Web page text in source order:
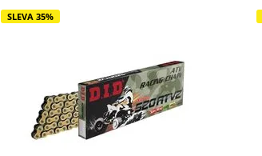
SLEVA 35%